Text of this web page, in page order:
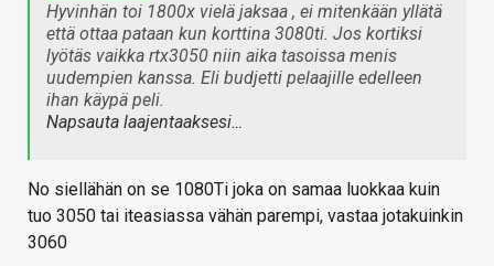
Hyvinhän toi 1800x vielä jaksaa , ei mitenkään yllätä
että ottaa pataan kun korttina 3080ti. Jos kortiksi
lyötäs vaikka rtx3050 niin aika tasoissa menis
uudempien kanssa. Eli budjetti pelaajille edelleen
ihan käypä peli.
Napsauta laajentaaksesi…
No siellähän on se 1080Ti joka on samaa luokkaa kuin
tuo 3050 tai iteasiassa vähän parempi, vastaa jotakuinkin
3060